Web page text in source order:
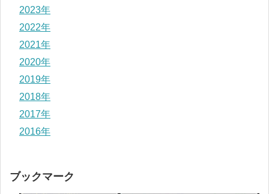
2023年
2022年
2021年
2020年
2019年
2018年
2017年
2016年
ブックマーク